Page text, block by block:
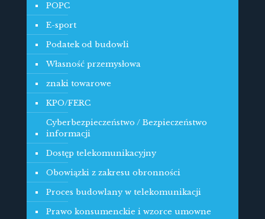
POPC
E-sport
Podatek od budowli
Własność przemysłowa
znaki towarowe
KPO/FERC
Cyberbezpieczeństwo / Bezpieczeństwo
informacji
Dostęp telekomunikacyjny
Obowiązki z zakresu obronności
Proces budowlany w telekomunikacji
Prawo konsumenckie i wzorce umowne